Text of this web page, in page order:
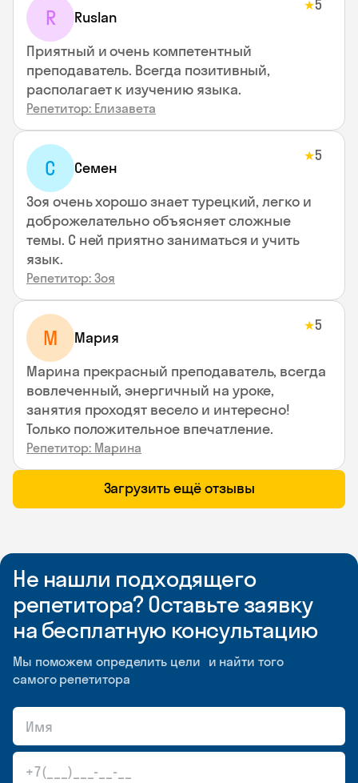
R Ruslan
★5
Приятный и очень компетентный
преподаватель. Всегда позитивный,
располагает к изучению языка.
Репетитор: Елизавета
С Семен
★5
Зоя очень хорошо знает турецкий, легко и
доброжелательно объясняет сложные
темы. С ней приятно заниматься и учить
язык.
Репетитор: Зоя
М Мария
★5
Марина прекрасный преподаватель, всегда
вовлеченный, энергичный на уроке,
занятия проходят весело и интересно!
Только положительное впечатление.
Репетитор: Марина
Загрузить ещё отзывы
Не нашли подходящего
репетитора? Оставьте заявку
на бесплатную консультацию
Мы поможем определить цели и найти того
самого репетитора